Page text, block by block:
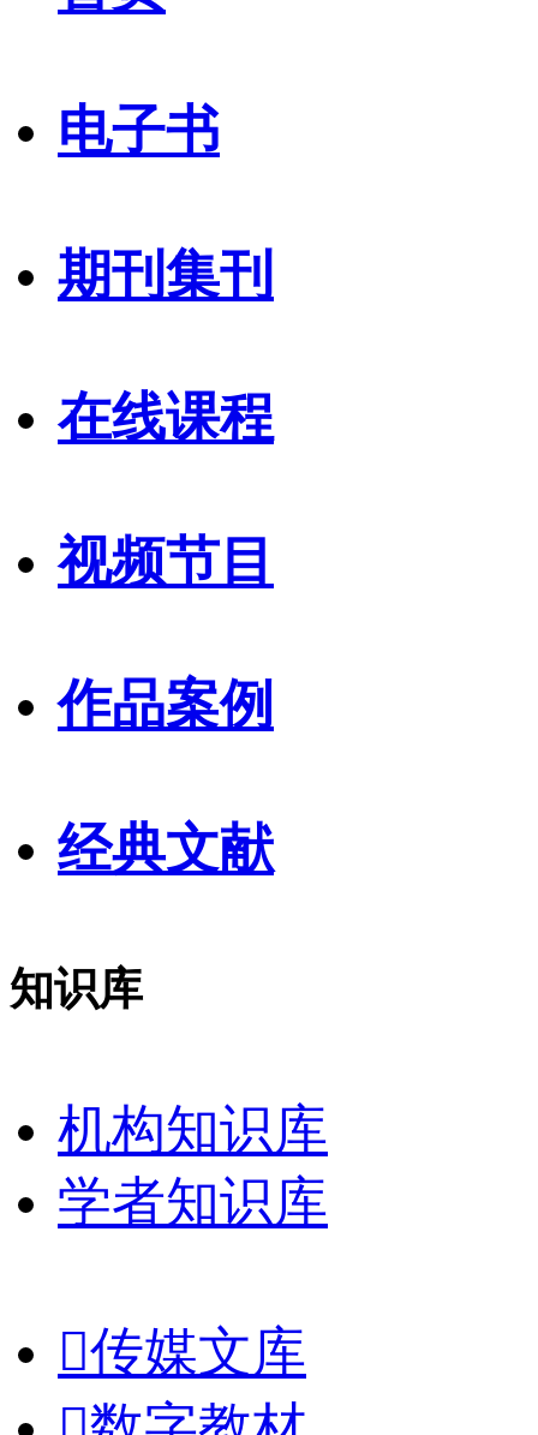
电子书
期刊集刊
在线课程
视频节目
作品案例
经典文献
知识库
机构知识库
学者知识库
传媒文库